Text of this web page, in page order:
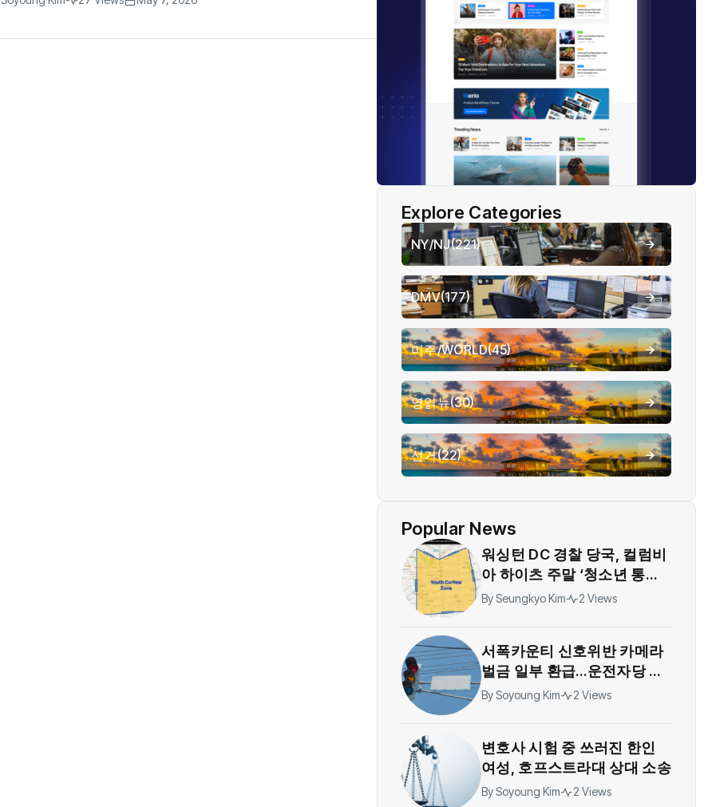
Explore Categories
NY/NJ(221)
DMV(177)
미주/WORLD(45)
영읽뉴(30)
선거(22)
Popular News
워싱턴 DC 경찰 당국, 컬럼비
아 하이츠 주말 ‘청소년 통제
구역’ 지정…야간 대규모 모임
BySeungkyo Kim 2 Views
서폭카운티 신호위반 카메라
벌금 일부 환급…운전자당 티
켓 1건당 36달러
BySoyoung Kim 2 Views
변호사 시험 중 쓰러진 한인
여성, 호프스트라대 상대 소송
BySoyoung Kim 2 Views